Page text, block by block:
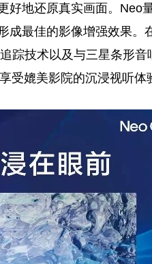
好地还原真实画面。Neo
成最佳的影像增强效果。
踪技术以及与三星条形音
受媲美影院的沉浸视听体